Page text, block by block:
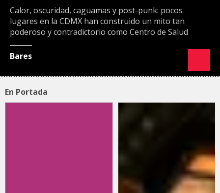
Calor, oscuridad, caguamas y post-punk: pocos
lugares en la CDMX han construido un mito tan
poderoso y contradictorio como Centro de Salud
Bares
En Portada